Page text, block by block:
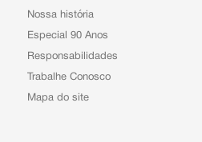
Nossa história
Especial 90 Anos
Responsabilidades
Trabalhe Conosco
Mapa do site